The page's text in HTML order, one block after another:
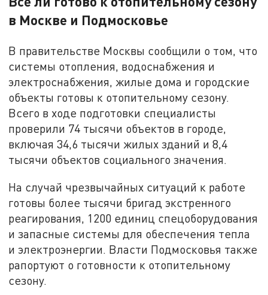
в Москве и Подмосковье
В правительстве Москвы сообщили о том, что
системы отопления, водоснабжения и
электроснабжения, жилые дома и городские
объекты готовы к отопительному сезону.
Всего в ходе подготовки специалисты
проверили 74 тысячи объектов в городе,
включая 34,6 тысячи жилых зданий и 8,4
тысячи объектов социального значения.
На случай чрезвычайных ситуаций к работе
готовы более тысячи бригад экстренного
реагирования, 1200 единиц спецоборудования
и запасные системы для обеспечения тепла
и электроэнергии. Власти Подмосковья также
рапортуют о готовности к отопительному
сезону.